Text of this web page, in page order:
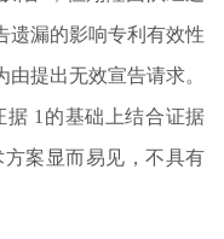
遗漏的影响专利有效性
提出无效宣告请求。
据 1的基础上结合证据
案显而易见，不具有